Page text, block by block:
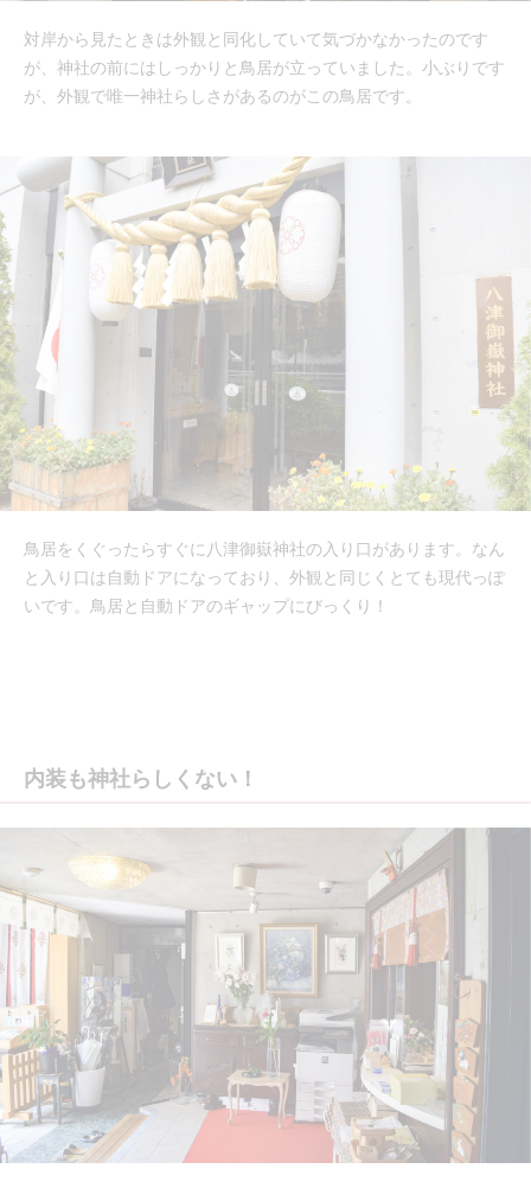
対岸から見たときは外観と同化していて気づかなかったのです
が、神社の前にはしっかりと鳥居が立っていました。小ぶりです
が、外観で唯一神社らしさがあるのがこの鳥居です。
鳥居をくぐったらすぐに八津御嶽神社の入り口があります。なん
と入り口は自動ドアになっており、外観と同じくとても現代っぽ
いです。鳥居と自動ドアのギャップにびっくり！
内装も神社らしくない！